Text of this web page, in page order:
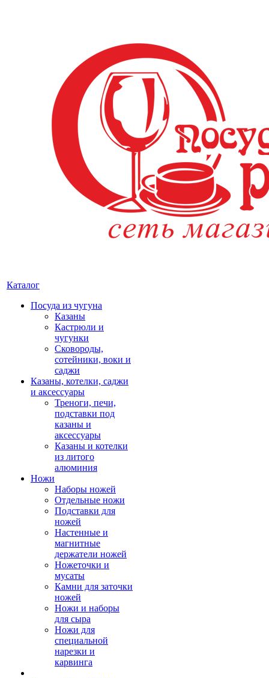
Каталог
Посуда из чугуна
Казаны
Кастрюли и
чугунки
Сковороды,
сотейники, воки и
саджи
Казаны, котелки, саджи
и аксессуары
Треноги, печи,
подставки под
казаны и
аксессуары
Казаны и котелки
из литого
алюминия
Ножи
Наборы ножей
Отдельные ножи
Подставки для
ножей
Настенные и
магнитные
держатели ножей
Ножеточки и
мусаты
Камни для заточки
ножей
Ножи и наборы
для сыра
Ножи для
специальной
нарезки и
карвинга